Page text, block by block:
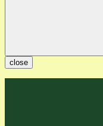
close